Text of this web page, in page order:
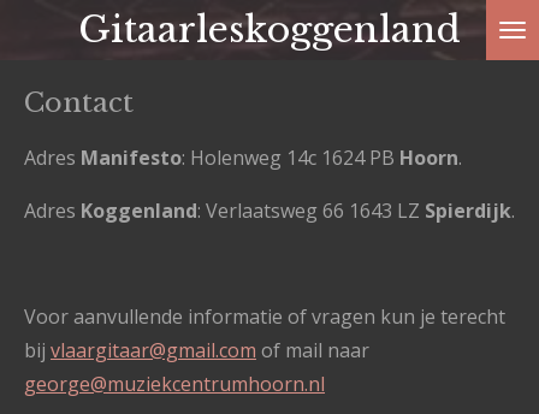
naar
hoofdinhoud
Gitaarleskoggenland
Contact
Adres Manifesto: Holenweg 14c 1624 PB Hoorn.
Adres Koggenland: Verlaatsweg 66 1643 LZ Spierdijk.
Voor aanvullende informatie of vragen kun je terecht
bij vlaargitaar@gmail.com of mail naar
george@muziekcentrumhoorn.nl